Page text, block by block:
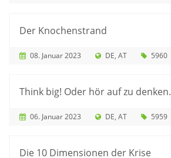
Der Knochenstrand
08. Januar 2023 DE AT 5960
Think big! Oder hör auf zu denken.
06. Januar 2023 DE AT 5959
Die 10 Dimensionen der Krise